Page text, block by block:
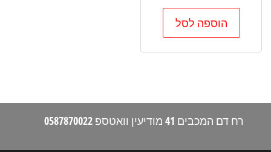
הוספה לסל
רח דם המכבים 41 מודיעין וואטספ 0587870022